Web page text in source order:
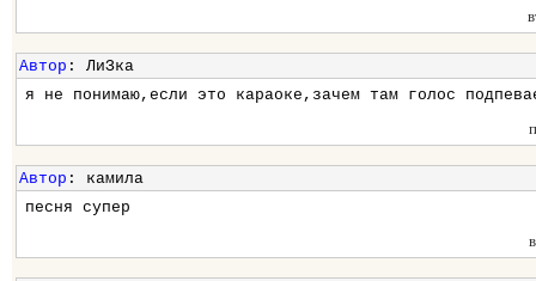
Автор : ЛиЗка
я не понимаю,если это караоке,зачем там голос
Автор : камила
песня супер